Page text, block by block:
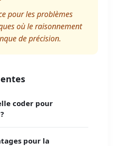
pour les problèmes
où le raisonnement
de précision.
coder pour
pour la